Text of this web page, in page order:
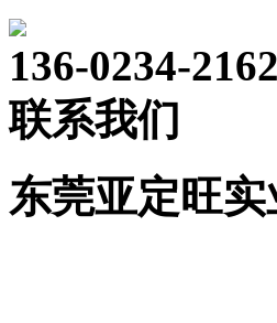
136-0234-2162
联系我们
东莞亚定旺实